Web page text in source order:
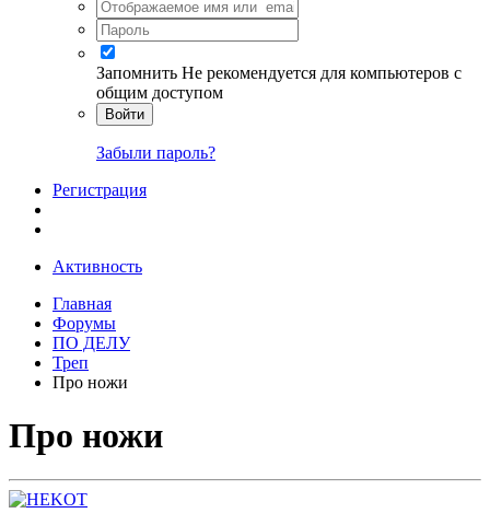
Запомнить Не рекомендуется для компьютеров с
общим доступом
Войти
Забыли пароль?
Регистрация
Активность
Главная
Форумы
ПО ДЕЛУ
Треп
Про ножи
Про ножи